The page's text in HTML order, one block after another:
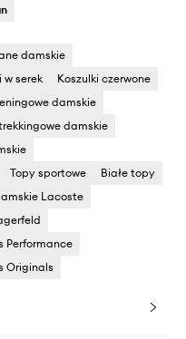
damskie
w serek
Koszulki czerwone
damskie
damskie
Topy sportowe
Białe topy
Lacoste
Performance
Originals